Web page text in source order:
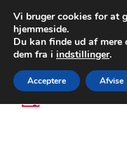
FEDEX
80 82 72
Spring
til
Spring
til
Vi bruger cookies for at
hjemmeside.
Du kan finde ud af mere
dem fra i indstillinger.
Acceptere Afvise